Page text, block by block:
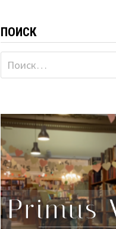
ПОИСК
Найти: